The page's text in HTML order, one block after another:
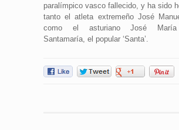
paralímpico vasco fallecido, y ha sido
tanto el atleta extremeño José
como el asturiano José María
Santamaría, el popular ‘Santa’.